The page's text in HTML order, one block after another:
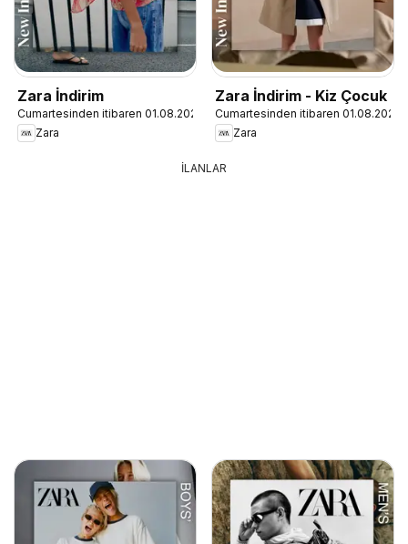
Zara İndirim
Cumartesinden itibaren 01.08.2026
Zara
Zara İndirim - Kiz Çocuk
Cumartesinden itibaren 01.08.2026
Zara
İLANLAR